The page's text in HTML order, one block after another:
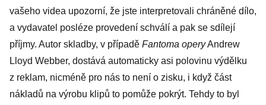
vašeho videa upozorní, že jste interpretovali chráněné dílo,
a vydavatel posléze provedení schválí a pak se sdílejí
příjmy. Autor skladby, v případě Fantoma operyAndrew
Lloyd Webber, dostává automaticky asi polovinu výdělku
z reklam, nicméně pro nás to není o zisku, i když část
nákladů na výrobu klipů to pomůže pokrýt. Tehdy to byl